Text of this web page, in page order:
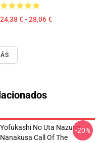
24,38 € - 28,06 €
Yofukashi No Uta Nazuna
Nanakusa Call Of The
-20%